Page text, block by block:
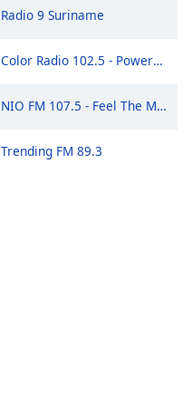
Radio 9 Suriname
Color Radio 102.5 - Powered by SuriLive.com
NIO FM 107.5 - Feel The Music
Trending FM 89.3